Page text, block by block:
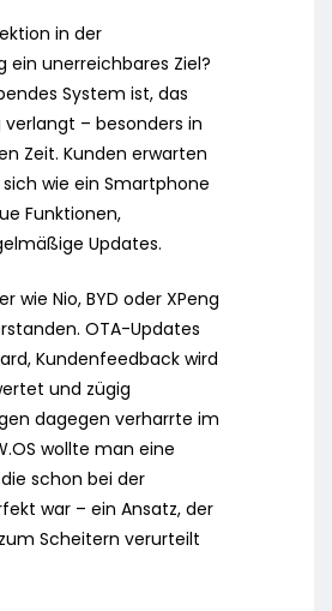
in der
ein unerreichbares Ziel?
System ist, das
– besonders in
Zeit. Kunden erwarten
wie ein Smartphone
Funktionen,
Updates.
wie Nio, BYD oder XPeng
OTA-Updates
Kundenfeedback wird
und zügig
dagegen verharrte im
wollte man eine
schon bei der
war – ein Ansatz, der
Scheitern verurteilt